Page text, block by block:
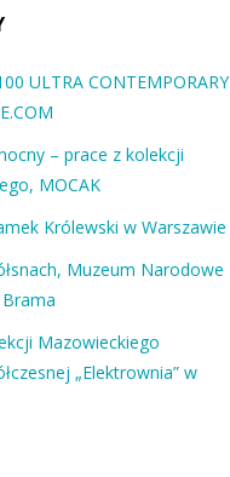
ULTRA CONTEMPORARY
– prace z kolekcji
MOCAK
Królewski w Warszawie
Muzeum Narodowe
Mazowieckiego
„Elektrownia” w